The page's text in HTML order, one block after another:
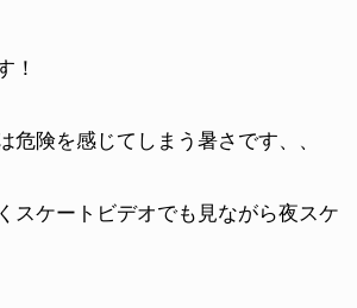
！
危険を感じてしまう暑さです、、
スケートビデオでも見ながら夜スケ